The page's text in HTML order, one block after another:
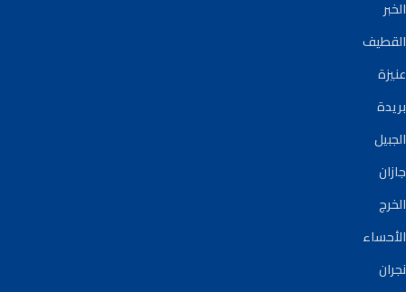
الخبر
القطيف
عنيزة
بريدة
الجبيل
جازان
الخرج
الأحساء
نجران